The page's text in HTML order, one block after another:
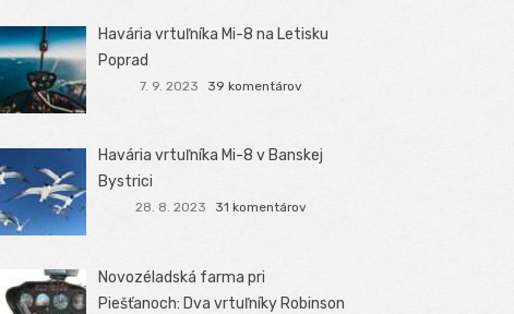
Havária vrtuľníka Mi-8 na Letisku
Poprad
7. 9. 2023 39 komentárov
Havária vrtuľníka Mi-8 v Banskej
Bystrici
28. 8. 2023 31 komentárov
Novozéladská farma pri
Piešťanoch: Dva vrtuľníky Robinson